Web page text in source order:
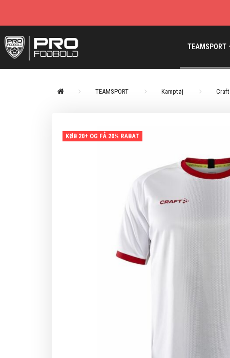
TEAMSPORT
TEAMSPORT Kamptøj Craft
KØB 20+ OG FÅ 20% RABAT